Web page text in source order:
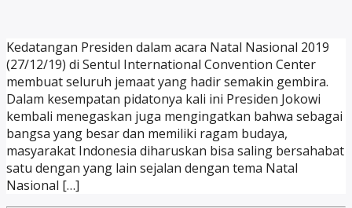
Kedatangan Presiden dalam acara Natal Nasional 2019
(27/12/19) di Sentul International Convention Center
membuat seluruh jemaat yang hadir semakin gembira.
Dalam kesempatan pidatonya kali ini Presiden Jokowi
kembali menegaskan juga mengingatkan bahwa sebagai
bangsa yang besar dan memiliki ragam budaya,
masyarakat Indonesia diharuskan bisa saling bersahabat
satu dengan yang lain sejalan dengan tema Natal
Nasional […]